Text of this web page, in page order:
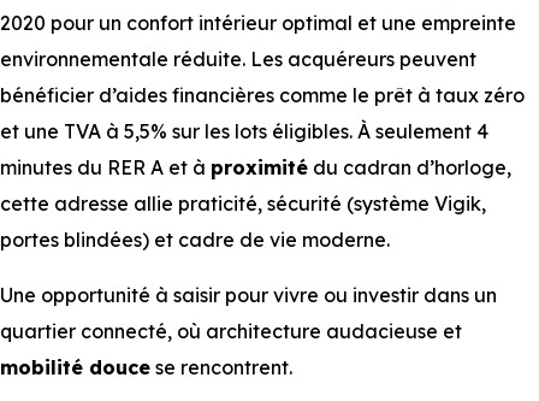
2020 pour un confort intérieur optimal et une empreinte
environnementale réduite. Les acquéreurs peuvent
bénéficier d’aides financières comme le prêt à taux zéro
et une TVA à 5,5% sur les lots éligibles. À seulement 4
minutes du RER A et à proximité du cadran d’horloge,
cette adresse allie praticité, sécurité (système Vigik,
portes blindées) et cadre de vie moderne.
Une opportunité à saisir pour vivre ou investir dans un
quartier connecté, où architecture audacieuse et
mobilité douce se rencontrent.